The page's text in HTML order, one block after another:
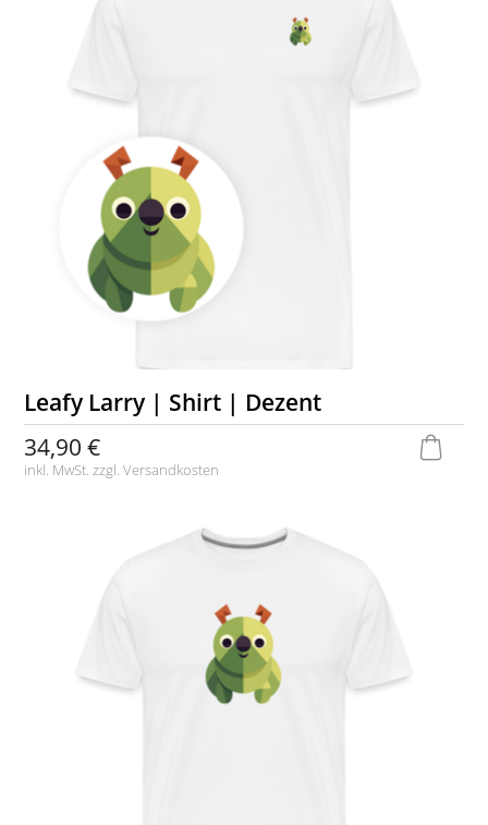
Leafy Larry | Shirt | Dezent
34,90 €
inkl. MwSt. zzgl.Versandkosten